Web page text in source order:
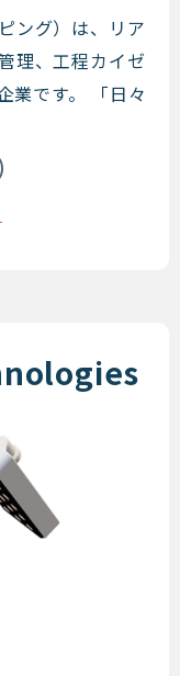
ートショ
ング）は、リア
理、工程カイゼ
業です。 「日々